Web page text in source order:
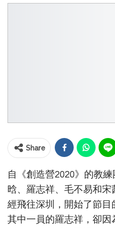
Share
自《創造營2020》的教
晗、羅志祥、毛不易和
經飛往深圳，開始了節目
其中一員的羅志祥，卻